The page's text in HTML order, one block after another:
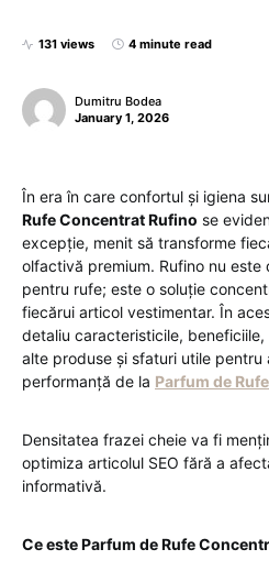
131 views 4 minute read
Dumitru Bodea
January 1, 2026
În era în care confortul și igiena
Rufe Concentrat Rufino se
excepție, menit să transforme
olfactivă premium. Rufino nu este
pentru rufe; este o soluție
fiecărui articol vestimentar. În
detaliu caracteristicile,
alte produse și sfaturi utile pentru
performanță de la Parfum de
Densitatea frazei cheie va fi
optimiza articolul SEO fără a
informativă.
Ce este Parfum de Rufe